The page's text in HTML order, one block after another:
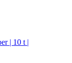
| 10 t |